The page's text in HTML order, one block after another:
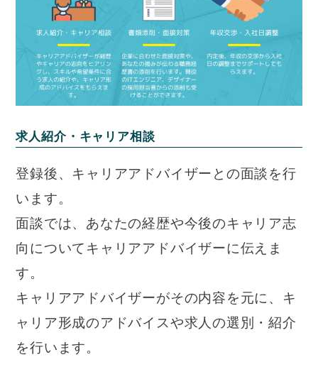
求人紹介・キャリア相談
登録後、キャリアアドバイザーとの面談を行
います。
面談では、あなたの経歴や今後のキャリア志
向についてキャリアアドバイザーに伝えま
す。
キャリアアドバイザーがその内容を元に、キ
ャリア形成のアドバイスや求人の選別・紹介
を行います。